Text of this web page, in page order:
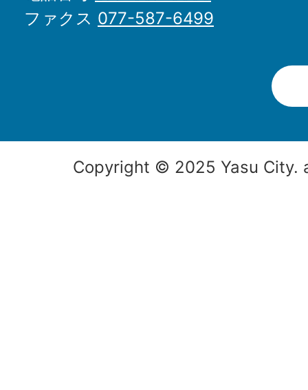
ファクス 077-587-6499
Copyright © 2025 Yasu City.